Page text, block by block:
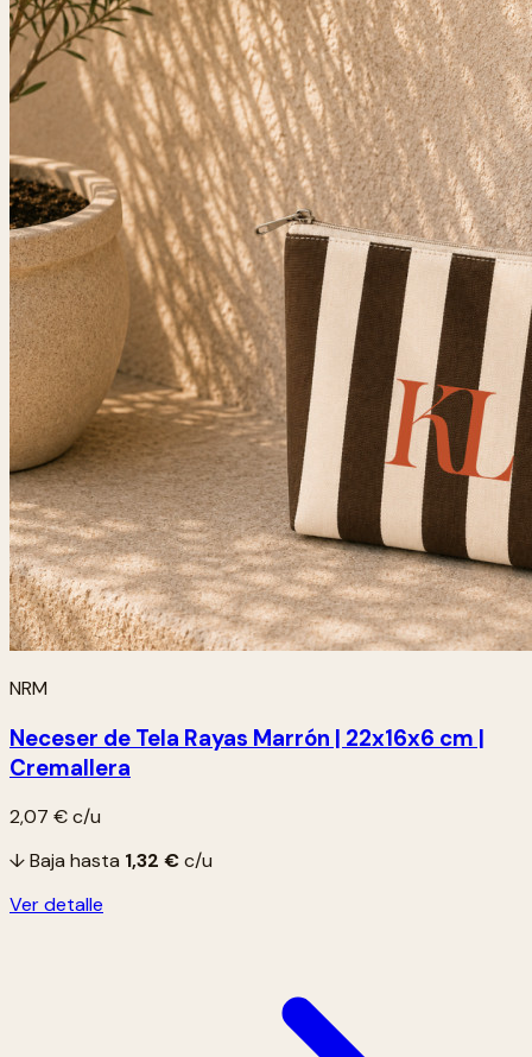
NRM
Neceser de Tela Rayas Marrón | 22x16x6 cm |
Cremallera
2,07 €c/u
↓ Baja hasta 1,32 €c/u
Ver detalle